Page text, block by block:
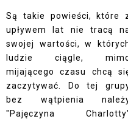
Są takie powieści, które
upływem lat nie tracą
swojej wartości, w
ludzie ciągle,
mijającego czasu chcą
zaczytywać. Do tej
bez wątpienia
"Pajęczyna